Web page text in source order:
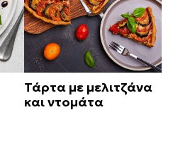
Τάρτα με μελιτζάνα
και ντομάτα